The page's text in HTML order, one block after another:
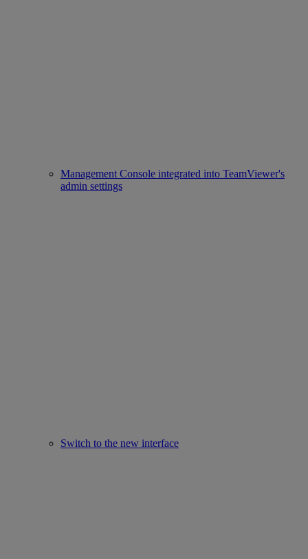
Management Console integrated into TeamViewer's
admin settings
Switch to the new interface